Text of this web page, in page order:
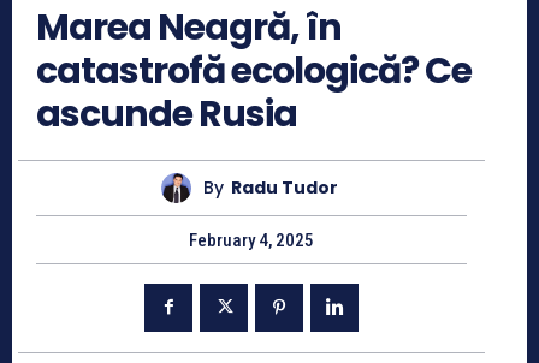
Marea Neagră, în
catastrofă ecologică? Ce
ascunde Rusia
By Radu Tudor
February 4, 2025